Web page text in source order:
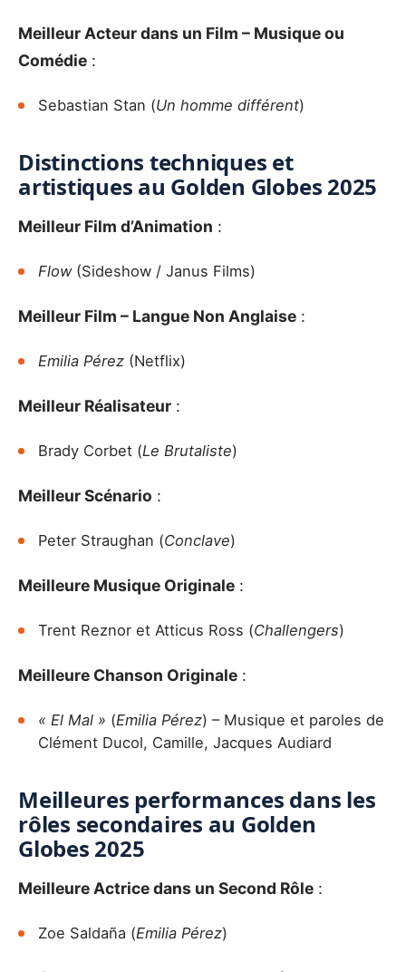
Meilleur Acteur dans un Film – Musique ou
Comédie :
Sebastian Stan (Un homme différent)
Distinctions techniques et
artistiques au Golden Globes 2025
Meilleur Film d’Animation :
Flow(Sideshow / Janus Films)
Meilleur Film – Langue Non Anglaise :
Emilia Pérez (Netflix)
Meilleur Réalisateur :
Brady Corbet (Le Brutaliste)
Meilleur Scénario :
Peter Straughan (Conclave)
Meilleure Musique Originale :
Trent Reznor et Atticus Ross (Challengers)
Meilleure Chanson Originale :
« El Mal » (Emilia Pérez) – Musique et paroles de
Clément Ducol, Camille, Jacques Audiard
Meilleures performances dans les
rôles secondaires au Golden
Globes 2025
Meilleure Actrice dans un Second Rôle :
Zoe Saldaña (Emilia Pérez)